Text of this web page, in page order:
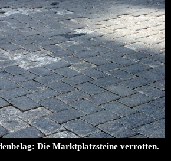
Die Marktplatzsteine verrotten.